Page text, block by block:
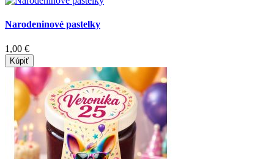
Narodeninové pastelky
1,00 €
Kúpiť